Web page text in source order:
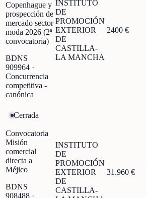
Copenhague y
prospección de
mercado sector
moda 2026 (2ª
convocatoria)
BDNS
909964 ·
Concurrencia
competitiva -
canónica
INSTITUTO
DE
PROMOCIÓN
EXTERIOR
DE
CASTILLA-
LA MANCHA
2400 €
Cerrada
Convocatoria
Misión
comercial
directa a
Méjico
BDNS
908488 ·
INSTITUTO
DE
PROMOCIÓN
EXTERIOR
DE
CASTILLA-
31.960 €